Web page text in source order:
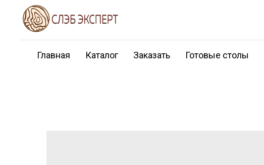
Главная Каталог Заказать Готовые столы